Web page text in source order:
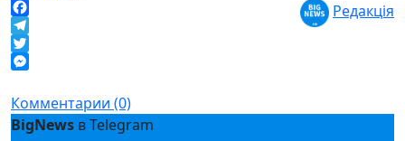
Facebook
Telegram
Twitter
Редакція
Комментарии (0)
BigNews в Telegram